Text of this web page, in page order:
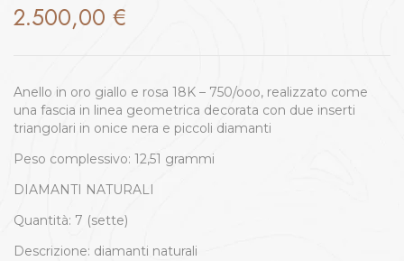
2.500,00 €
Anello in oro giallo e rosa 18K – 750/ooo, realizzato come
una fascia in linea geometrica decorata con due inserti
triangolari in onice nera e piccoli diamanti
Peso complessivo: 12,51 grammi
DIAMANTI NATURALI
Quantità: 7 (sette)
Descrizione: diamanti naturali